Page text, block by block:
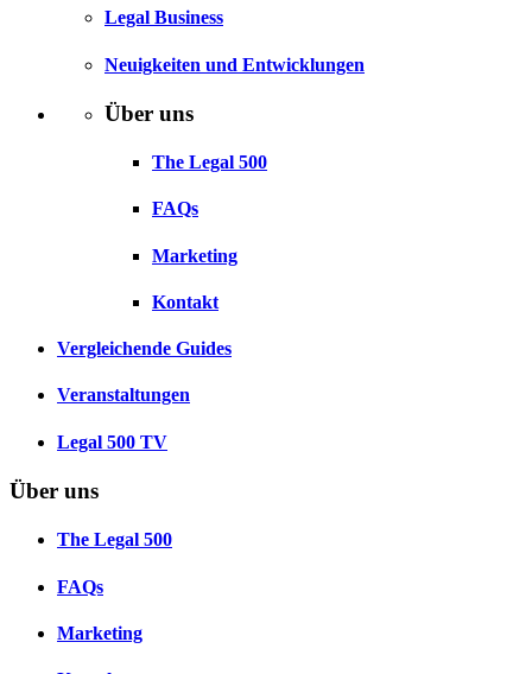
Legal Business
Neuigkeiten und Entwicklungen
Über uns
The Legal 500
FAQs
Marketing
Kontakt
Vergleichende Guides
Veranstaltungen
Legal 500 TV
Über uns
The Legal 500
FAQs
Marketing